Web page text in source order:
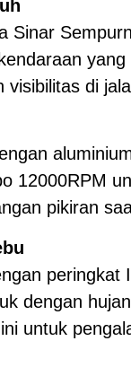
Sinar
visibilitas di
12000RPM
pikiran
dengan
untuk